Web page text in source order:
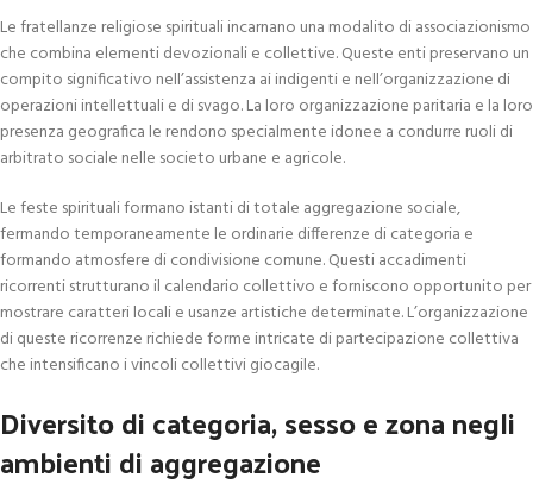
Le fratellanze religiose spirituali incarnano una modalito di associazionismo
che combina elementi devozionali e collettive. Queste enti preservano un
compito significativo nell’assistenza ai indigenti e nell’organizzazione di
operazioni intellettuali e di svago. La loro organizzazione paritaria e la loro
presenza geografica le rendono specialmente idonee a condurre ruoli di
arbitrato sociale nelle societo urbane e agricole.
Le feste spirituali formano istanti di totale aggregazione sociale,
fermando temporaneamente le ordinarie differenze di categoria e
formando atmosfere di condivisione comune. Questi accadimenti
ricorrenti strutturano il calendario collettivo e forniscono opportunito per
mostrare caratteri locali e usanze artistiche determinate. L’organizzazione
di queste ricorrenze richiede forme intricate di partecipazione collettiva
che intensificano i vincoli collettivi giocagile.
Diversito di categoria, sesso e zona negli
ambienti di aggregazione